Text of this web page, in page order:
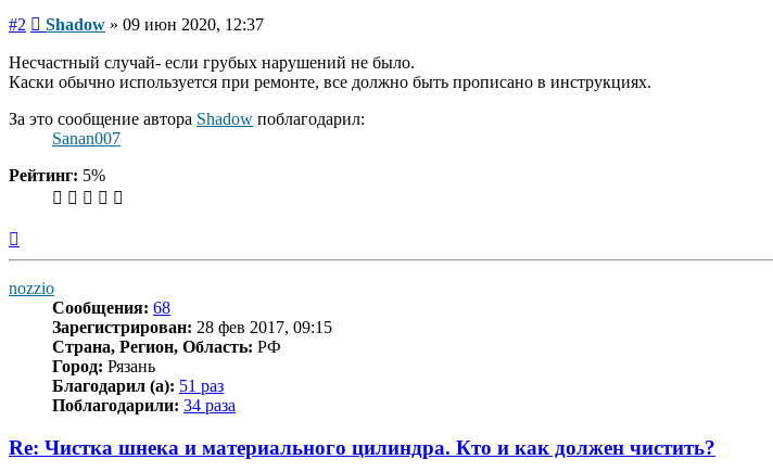
#2 Сообщение
Shadow » 09 июн 2020, 12:37
Несчастный случай- если грубых нарушений не было.
Каски обычно используется при ремонте, все должно быть прописано в инструкциях.
За это сообщение автора Shadow поблагодарил:
Sanan007
Рейтинг: 5%
nozzio
Сообщения: 68
Зарегистрирован: 28 фев 2017, 09:15
Страна, Регион, Область: РФ
Город: Рязань
Благодарил (а): 51 раз
Поблагодарили: 34 раза
Re: Чистка шнека и материального цилиндра. Кто и как должен чистить?